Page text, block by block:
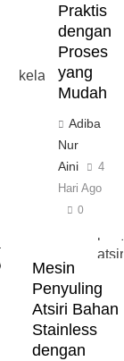
Praktis
dengan
Proses
yang
Mudah
Adiba
Nur
Aini
4
Hari Ago
0
Mesin
Penyuling
Atsiri Bahan
Stainless
dengan